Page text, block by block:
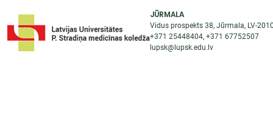
JŪRMALA
Vidus prospekts 38, Jūrmala, LV-
+371 25448404, +371 67752507
lupsk@lupsk.edu.lv